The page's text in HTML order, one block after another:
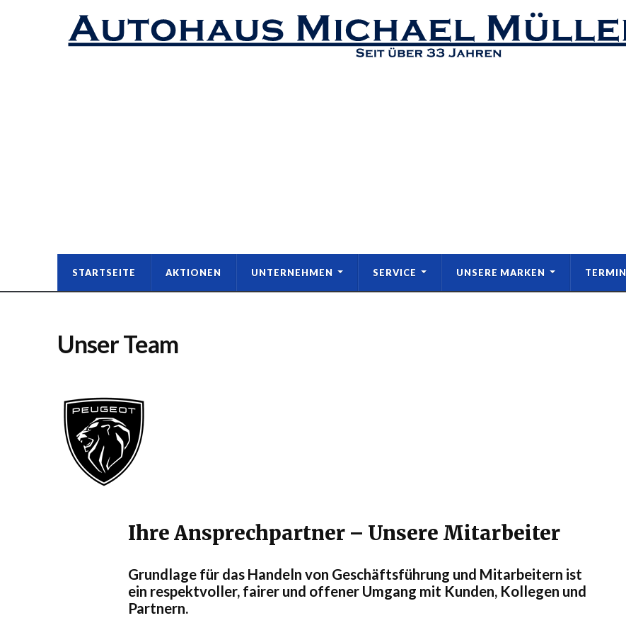
STARTSEITE AKTIONEN UNTERNEHMEN SERVICE UNSERE MARKEN TERMIN
Unser Team
Ihre Ansprechpartner – Unsere Mitarbeiter
Grundlage für das Handeln von Geschäftsführung und Mitarbeitern ist
ein respektvoller, fairer und offener Umgang mit Kunden, Kollegen und
Partnern.